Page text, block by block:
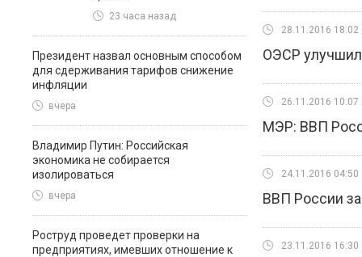
23 часа назад
Президент назвал основным способом
для сдерживания тарифов снижение
инфляции
вчера
Владимир Путин: Российская
экономика не собирается
изолироваться
вчера
Роструд проведет проверки на
предприятиях, имевших отношение к
28.11.2016 18:02
ОЭСР
26.11.2016 10:07
МЭР: ВВП
24.11.2016 04:50
ВВП России за
23.11.2016 16:30